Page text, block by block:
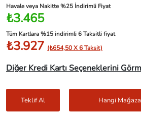
Havale veya Nakitte %25 İndirimli Fiyat
₺3.465
Tüm Kartlara %15 indirimli 6 Taksitli fiyat
₺3.927 (₺654,50 X 6 Taksit)
Diğer Kredi Kartı Seçeneklerini
Teklif Al Hangi